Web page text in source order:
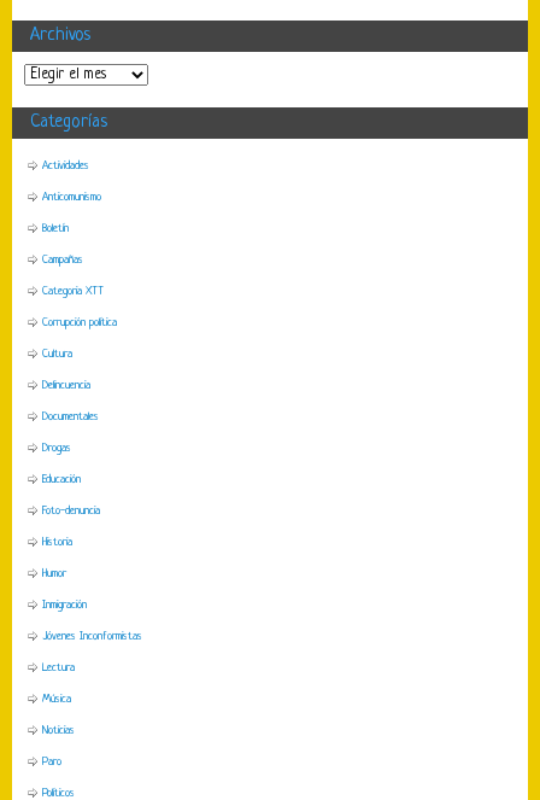
Archivos
Categorías
Actividades
Anticomunismo
Boletín
Campañas
Categoria XTT
Corrupción política
Cultura
Delincuencia
Documentales
Drogas
Educación
Foto-denuncia
Historia
Humor
Inmigración
Jóvenes Inconformistas
Lectura
Música
Noticias
Paro
Políticos